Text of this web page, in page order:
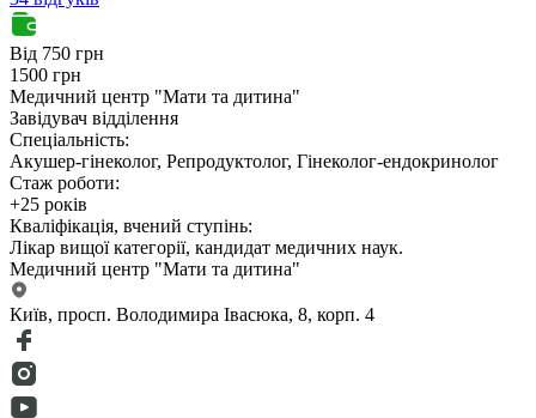
Від 750 грн
1500 грн
Медичний центр "Мати та дитина"
Завідувач відділення
Спеціальність:
Акушер-гінеколог, Репродуктолог, Гінеколог-ендокринолог
Стаж роботи:
+25 років
Кваліфікація, вчений ступінь:
Лікар вищої категорії, кандидат медичних наук.
Медичний центр "Мати та дитина"
Київ, просп. Володимира Івасюка, 8, корп. 4​